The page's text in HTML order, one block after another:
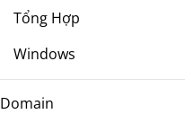
Tổng Hợp
Windows
Domain